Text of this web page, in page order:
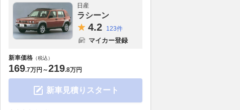
日産
ラシーン
4.2 123件
マイカー登録
新車価格 （税込）
169.7万円 ～219.8万円
新車見積りスタート